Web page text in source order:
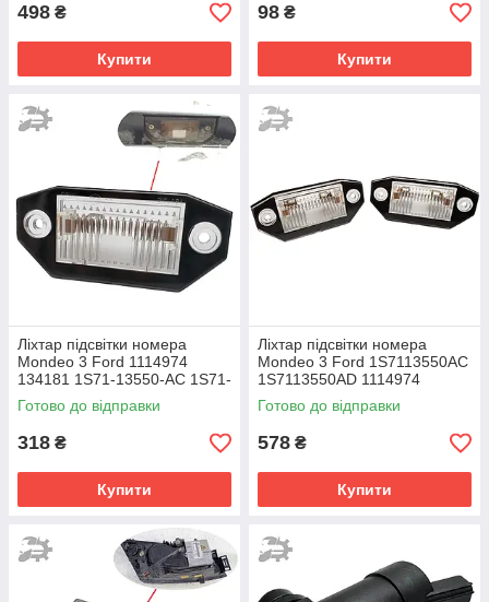
498 ₴
Купити
98 ₴
Купити
Ліхтар підсвітки номера
Mondeo 3 Ford 1114974
134181 1S71-13550-AC 1S71-
13550-AD
Готово до відправки
318 ₴
Купити
Ліхтар підсвітки номера
Mondeo 3 Ford 1S7113550AC
1S7113550AD 1114974
1341810 комплект 2шт
Готово до відправки
578 ₴
Купити